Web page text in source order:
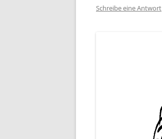
Schreibe eine Antwort